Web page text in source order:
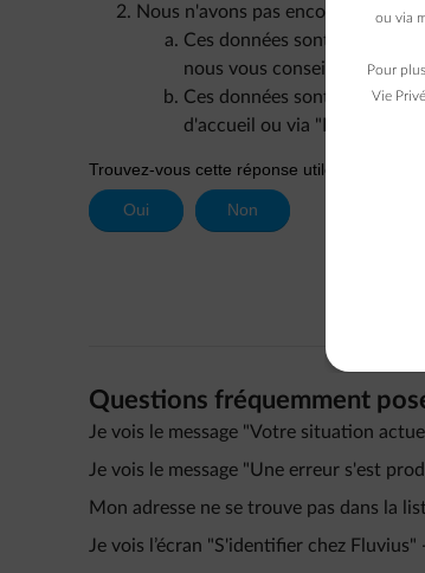
Nous n'avons pas encore les
Ces données sont
nous vous conseillons de
Ces données sont
d'accueil ou via "Envoyer un
Questions fréquemment
Je vois le message "Votre situation
Je vois le message "Une erreur s'est
Mon adresse ne se trouve pas dans la
Je vois l’écran "S'identifier chez
ou via
Pour
Vie